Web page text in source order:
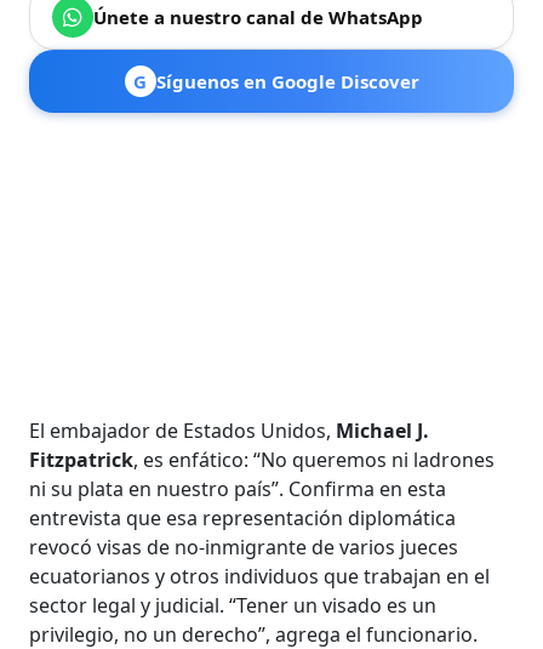
Únete a nuestro canal de WhatsApp
G Síguenos en Google Discover
El embajador de Estados Unidos, Michael J.
Fitzpatrick, es enfático: “No queremos ni ladrones
ni su plata en nuestro país”. Confirma en esta
entrevista que esa representación diplomática
revocó visas de no-inmigrante de varios jueces
ecuatorianos y otros individuos que trabajan en el
sector legal y judicial. “Tener un visado es un
privilegio, no un derecho”, agrega el funcionario.